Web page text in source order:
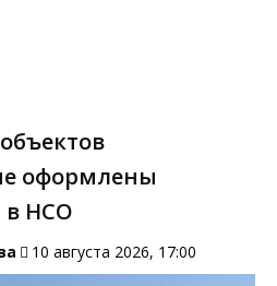
оформлены
в НСО
10 августа 2026, 17:00